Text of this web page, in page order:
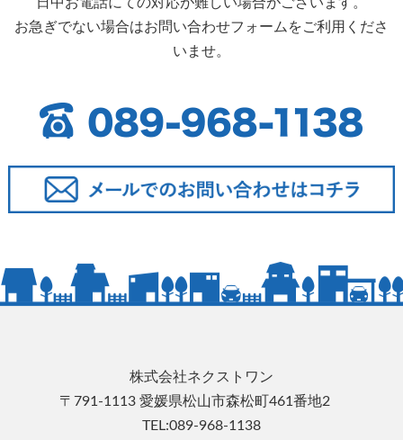
お急ぎでない場合はお問い合わせフォームをご利用くださ
いませ。
株式会社ネクストワン
〒791-1113 愛媛県松山市森松町461番地2
TEL:089-968-1138